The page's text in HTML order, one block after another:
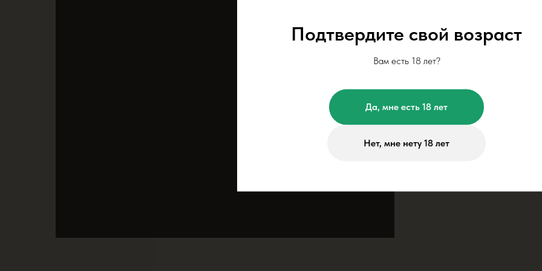
Подтвердите свой возраст
Вам есть 18 лет?
Да, мне есть 18 лет
Нет, мне нету 18 лет